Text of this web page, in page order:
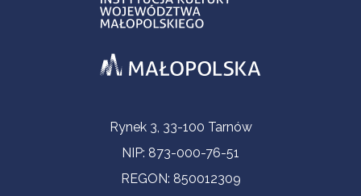
Informacje kontaktoweRynek 3, 33-100 Tarnów
NIP: 873-000-76-51
REGON: 850012309